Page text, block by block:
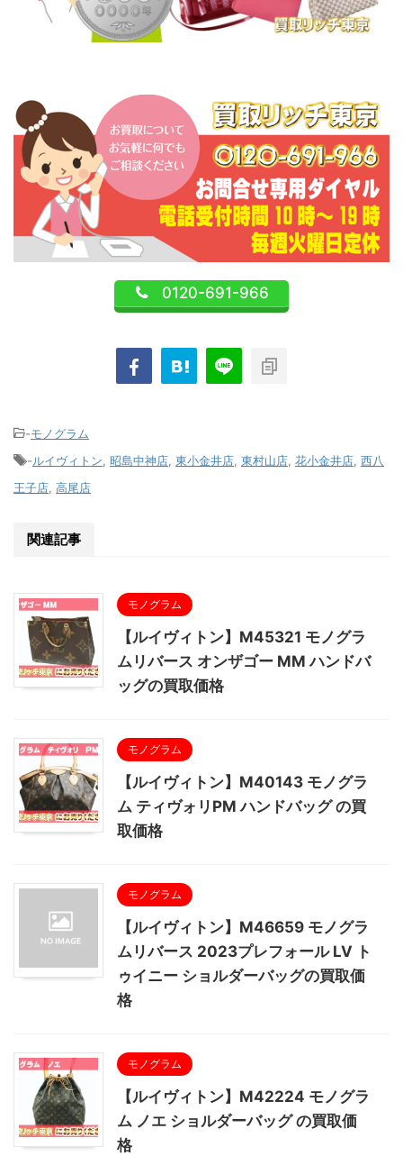
0120-691-966
-モノグラム
-ルイヴィトン 昭島中神店 東小金井店 東村山店 花小金井店 西八
王子店 高尾店
関連記事
モノグラム
【ルイヴィトン】M45321 モノグラ
ムリバース オンザゴー MM ハンドバ
ッグの買取価格
モノグラム
【ルイヴィトン】M40143 モノグラ
ム ティヴォリPM ハンドバッグ の買
取価格
モノグラム
【ルイヴィトン】M46659 モノグラ
ムリバース 2023プレフォール LV ト
ゥイニー ショルダーバッグの買取価
格
モノグラム
【ルイヴィトン】M42224 モノグラ
ム ノエ ショルダーバッグ の買取価
格